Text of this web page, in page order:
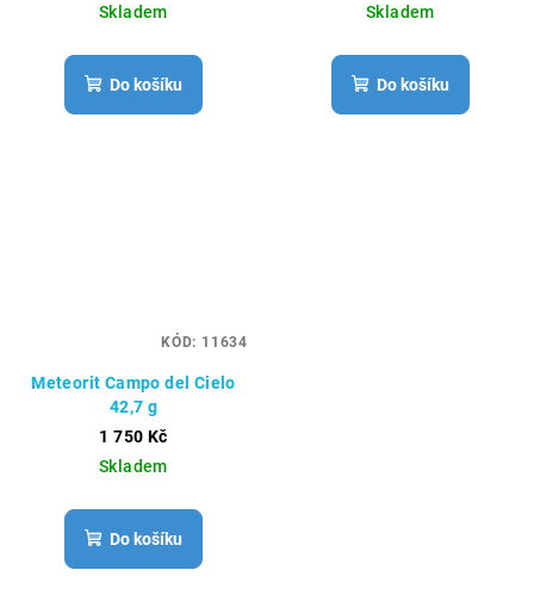
Skladem
Do košíku
Skladem
Do košíku
Meteorit Campo del Cielo
42,7 g
1 750 Kč
Skladem
Do košíku
KÓD: 11634